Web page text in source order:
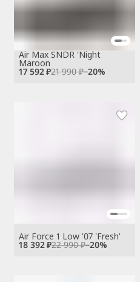
17 592 ₽21 990 ₽−20%
Air Max SNDR 'Night
Maroon
18 392 ₽22 990 ₽−20%
Air Force 1 Low '07 'Fresh'